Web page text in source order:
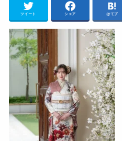
ツイート シェア はてブ